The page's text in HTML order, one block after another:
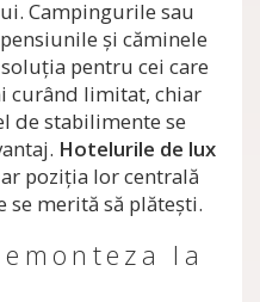
Campingurile sau
şi căminele
pentru cei care
curând limitat, chiar
de stabilimente se
Hotelurile de lux
poziţia lor centrală
se merită să plăteşti.
la